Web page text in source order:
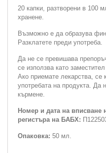
20 капки, разтворени в 100
хранене.
Възможно е да образува
Разклатете преди употреба.
Да не се превишава
се използва като
Ако приемате лекарства, се
употребата на продукта. Да
кърмене.
Номер и дата на вписване
регистъра на БАБХ:
Опаковка: 50 мл.